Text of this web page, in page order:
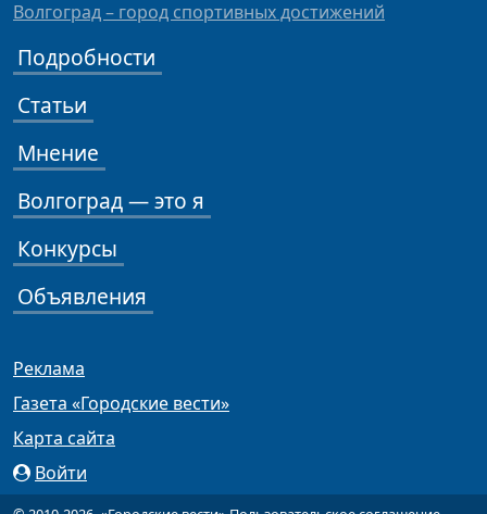
Волгоград – город спортивных достижений
Подробности
Статьи
Мнение
Волгоград — это я
Конкурсы
Объявления
Реклама
Газета «Городские вести»
Карта сайта
Войти